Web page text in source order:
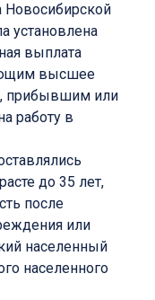
Новосибирской
установлена
выплата
высшее
прибывшим или
работу в
до 35 лет,
после
или
населенный
населенного